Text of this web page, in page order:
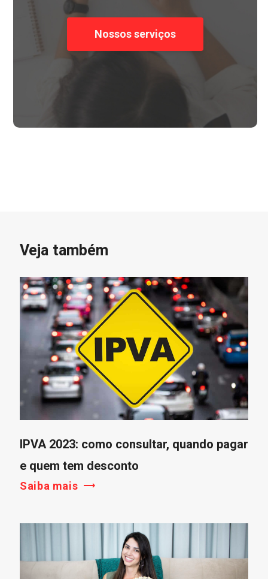
Nossos serviços
Veja também
IPVA 2023: como consultar, quando pagar
e quem tem desconto
Saiba mais